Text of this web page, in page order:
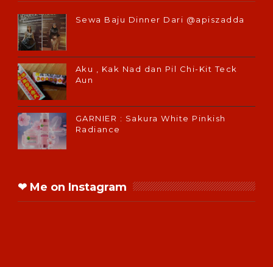
Sewa Baju Dinner Dari @apiszadda
Aku , Kak Nad dan Pil Chi-Kit Teck
Aun
GARNIER : Sakura White Pinkish
Radiance
❤ Me on Instagram